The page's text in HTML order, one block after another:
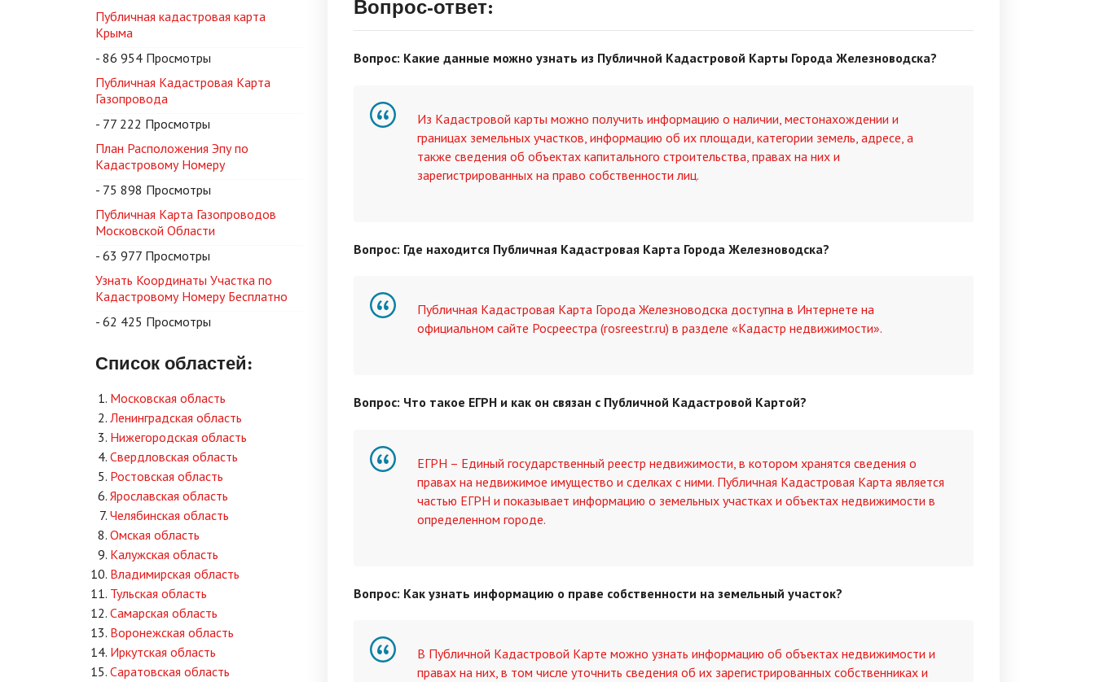
Вопрос-ответ:
Вопрос: Какие данные можно узнать из Публичной Кадастровой Карты Города Железноводска?
Из Кадастровой карты можно получить информацию о наличии, местонахождении и
границах земельных участков, информацию об их площади, категории земель, адресе, а
также сведения об объектах капитального строительства, правах на них и
зарегистрированных на право собственности лиц.
Вопрос: Где находится Публичная Кадастровая Карта Города Железноводска?
Публичная Кадастровая Карта Города Железноводска доступна в Интернете на
официальном сайте Росреестра (rosreestr.ru) в разделе «Кадастр недвижимости».
Вопрос: Что такое ЕГРН и как он связан с Публичной Кадастровой Картой?
ЕГРН – Единый государственный реестр недвижимости, в котором хранятся сведения о
правах на недвижимое имущество и сделках с ними. Публичная Кадастровая Карта является
частью ЕГРН и показывает информацию о земельных участках и объектах недвижимости в
определенном городе.
Вопрос: Как узнать информацию о праве собственности на земельный участок?
В Публичной Кадастровой Карте можно узнать информацию об объектах недвижимости и
правах на них, в том числе уточнить сведения об их зарегистрированных собственниках и
Публичная кадастровая карта
Крыма
- 86 954 Просмотры
Публичная Кадастровая Карта
Газопровода
- 77 222 Просмотры
План Расположения Эпу по
Кадастровому Номеру
- 75 898 Просмотры
Публичная Карта Газопроводов
Московской Области
- 63 977 Просмотры
Узнать Координаты Участка по
Кадастровому Номеру Бесплатно
- 62 425 Просмотры
Список областей:
Московская область
Ленинградская область
Нижегородская область
Свердловская область
Ростовская область
Ярославская область
Челябинская область
Омская область
Калужская область
Владимирская область
Тульская область
Самарская область
Воронежская область
Иркутская область
Саратовская область